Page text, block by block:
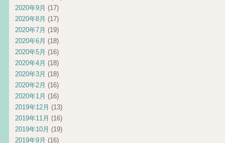
2020年9月 (17)
2020年8月 (17)
2020年7月 (19)
2020年6月 (18)
2020年5月 (16)
2020年4月 (18)
2020年3月 (18)
2020年2月 (16)
2020年1月 (16)
2019年12月 (13)
2019年11月 (16)
2019年10月 (19)
2019年9月 (16)